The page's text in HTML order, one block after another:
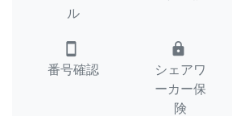
ル
smartphone
番号確認
lock
シェアワ
ーカー保
険